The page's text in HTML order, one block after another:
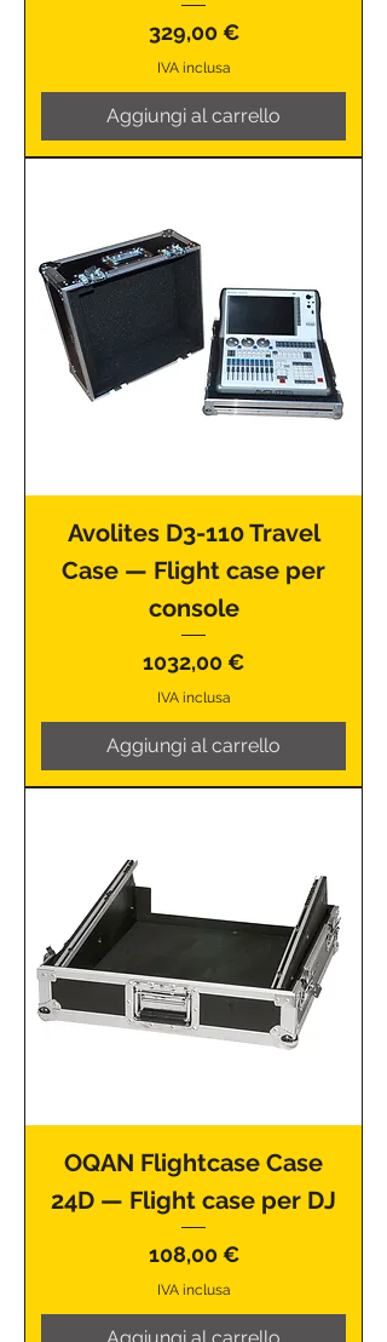
Prezzo
329,00 €
IVA inclusa
Aggiungi al carrello
Avolites D3-110 Travel
Case — Flight case per
console
Prezzo
1032,00 €
IVA inclusa
Aggiungi al carrello
OQAN Flightcase Case
24D — Flight case per DJ
Prezzo
108,00 €
IVA inclusa
Aggiungi al carrello